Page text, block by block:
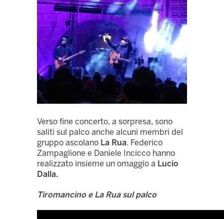
Verso fine concerto, a sorpresa, sono
saliti sul palco anche alcuni membri del
gruppo ascolano La Rua. Federico
Zampaglione e Daniele Incicco hanno
realizzato insieme un omaggio a Lucio
Dalla.
Tiromancino e La Rua sul palco